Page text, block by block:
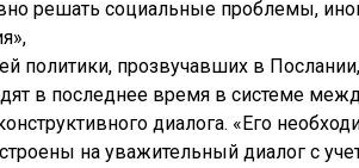
решать социальные проблемы,
политики, прозвучавших в
в последнее время в системе
диалога. «Его
на уважительный диалог с